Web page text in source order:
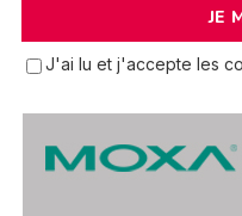
J'ai lu et j'accepte les